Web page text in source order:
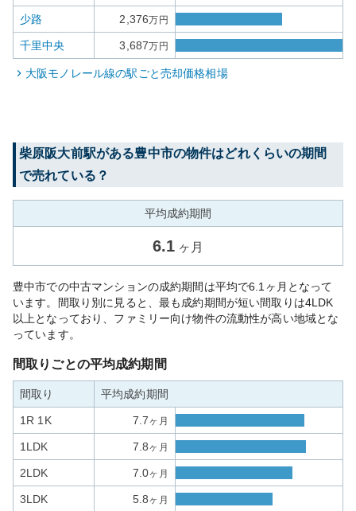
少路 2,376万円
千里中央 3,687万円
大阪モノレール線の駅ごと売却価格相場
柴原阪大前駅がある豊中市の物件はどれくらいの期間
で売れている？
平均成約期間
6.1 ヶ月
豊中市での中古マンションの成約期間は平均で6.1ヶ月となって
います。間取り別に見ると、最も成約期間が短い間取りは4LDK
以上となっており、ファミリー向け物件の流動性が高い地域とな
っています。
間取りごとの平均成約期間
間取り 平均成約期間
1R 1K 7.7ヶ月
1LDK 7.8ヶ月
2LDK 7.0ヶ月
3LDK 5.8ヶ月